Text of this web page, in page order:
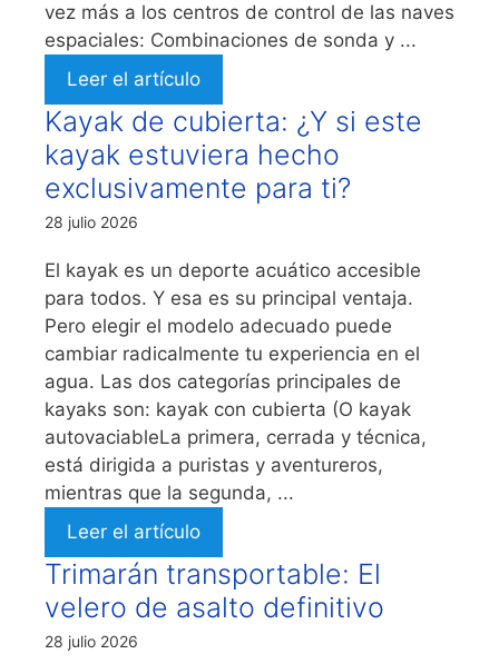
vez más a los centros de control de las naves
espaciales: Combinaciones de sonda y ...
Leer el artículo
Kayak de cubierta: ¿Y si este
kayak estuviera hecho
exclusivamente para ti?
28 julio 2026
El kayak es un deporte acuático accesible
para todos. Y esa es su principal ventaja.
Pero elegir el modelo adecuado puede
cambiar radicalmente tu experiencia en el
agua. Las dos categorías principales de
kayaks son: kayak con cubierta (O kayak
autovaciableLa primera, cerrada y técnica,
está dirigida a puristas y aventureros,
mientras que la segunda, ...
Leer el artículo
Trimarán transportable: El
velero de asalto definitivo
28 julio 2026